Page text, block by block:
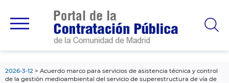
principal
2026-3-12
Acuerdo marco para servicios de asistencia técnica y control
de la gestión medioambiental del servicio de superestructura de vía de